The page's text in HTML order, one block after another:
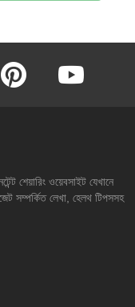
pinterest youtube
শেয়ারিং ওয়েবসাইট যেখানে
সম্পর্কিত লেখা, হেলথ টিপসসহ